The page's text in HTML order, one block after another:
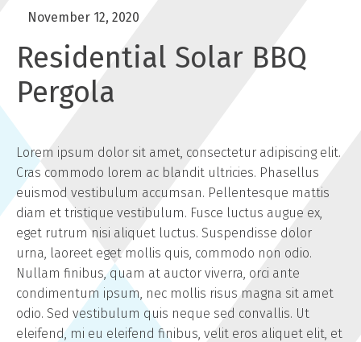
November 12, 2020
Residential Solar BBQ
Pergola
Lorem ipsum dolor sit amet, consectetur adipiscing elit.
Cras commodo lorem ac blandit ultricies. Phasellus
euismod vestibulum accumsan. Pellentesque mattis
diam et tristique vestibulum. Fusce luctus augue ex,
eget rutrum nisi aliquet luctus. Suspendisse dolor
urna, laoreet eget mollis quis, commodo non odio.
Nullam finibus, quam at auctor viverra, orci ante
condimentum ipsum, nec mollis risus magna sit amet
odio. Sed vestibulum quis neque sed convallis. Ut
eleifend, mi eu eleifend finibus, velit eros aliquet elit, et